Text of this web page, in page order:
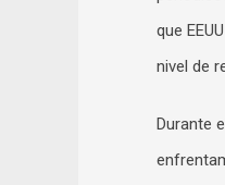
que
nivel de
Durante